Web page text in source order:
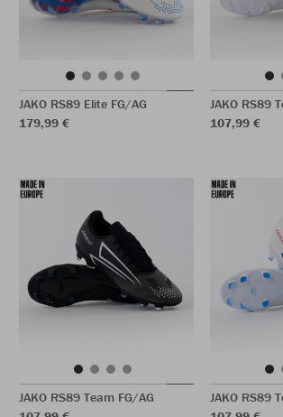
JAKO RS89 Elite FG/AG
179,99 €
JAKO RS89
107,99 €
JAKO RS89 Team FG/AG
JAKO RS89